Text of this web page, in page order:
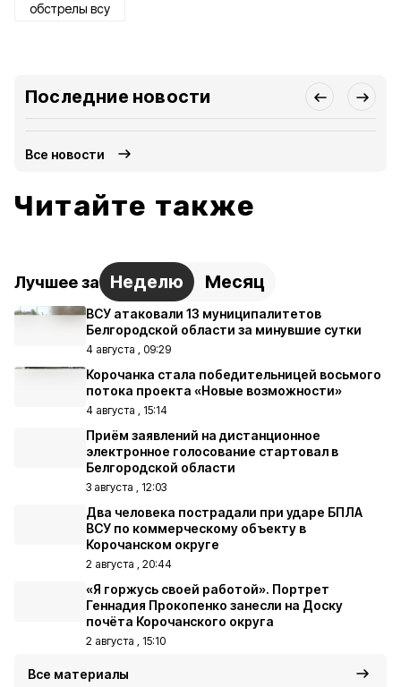
обстрелы всу
Последние новости
Все новости
Читайте также
Лучшее за Неделю Месяц
ВСУ атаковали 13 муниципалитетов
Белгородской области за минувшие сутки
4 августа , 09:29
Корочанка стала победительницей восьмого
потока проекта «Новые возможности»
4 августа , 15:14
Приём заявлений на дистанционное
электронное голосование стартовал в
Белгородской области
3 августа , 12:03
Два человека пострадали при ударе БПЛА
ВСУ по коммерческому объекту в
Корочанском округе
2 августа , 20:44
«Я горжусь своей работой». Портрет
Геннадия Прокопенко занесли на Доску
почёта Корочанского округа
2 августа , 15:10
Все материалы